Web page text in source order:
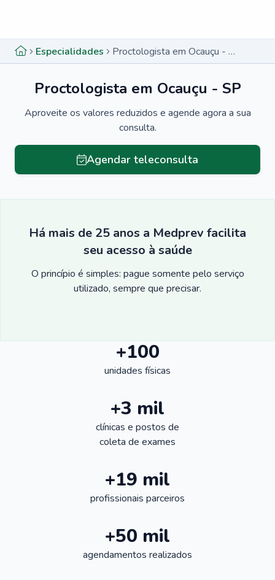
Especialidades Proctologista em Ocauçu - SP
Proctologista em Ocauçu - SP
Aproveite os valores reduzidos e agende agora a sua
consulta.
Agendar teleconsulta
Há mais de 25 anos a Medprev facilita
seu acesso à saúde
O princípio é simples: pague somente pelo serviço
utilizado, sempre que precisar.
+100
unidades físicas
+3 mil
clínicas e postos de
coleta de exames
+19 mil
profissionais parceiros
+50 mil
agendamentos realizados